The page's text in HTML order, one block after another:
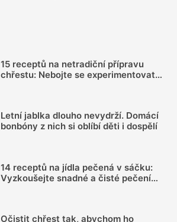
15 receptů na netradiční přípravu
chřestu: Nebojte se experimentovat
Letní jablka dlouho nevydrží. Domácí
bonbóny z nich si oblíbí děti i dospělí
14 receptů na jídla pečená v sáčku:
Vyzkoušejte snadné a čisté pečení
Očistit chřest tak, abychom ho